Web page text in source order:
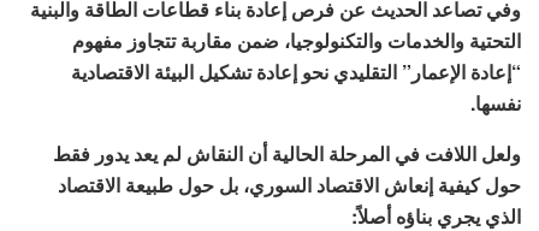
وفي تصاعد الحديث عن فرص إعادة بناء قطاعات الطاقة والبنية
التحتية والخدمات والتكنولوجيا، ضمن مقاربة تتجاوز مفهوم
“إعادة الإعمار” التقليدي نحو إعادة تشكيل البيئة الاقتصادية
نفسها.
ولعل اللافت في المرحلة الحالية أن النقاش لم يعد يدور فقط
حول كيفية إنعاش الاقتصاد السوري، بل حول طبيعة الاقتصاد
الذي يجري بناؤه أصلاً: